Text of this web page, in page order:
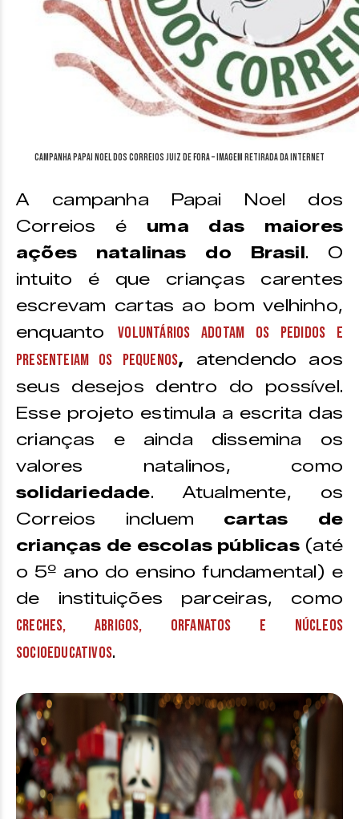
Campanha papai noel dos Correios Juiz de Fora – imagem retirada da internet
A campanha Papai Noel dos
Correios é uma das maiores
ações natalinas do Brasil. O
intuito é que crianças carentes
escrevam cartas ao bom velhinho,
enquantovoluntários adotam os pedidos e
presenteiam os pequenos, atendendo aos
seus desejos dentro do possível.
Esse projeto estimula a escrita das
crianças e ainda dissemina os
valores natalinos, como
solidariedade. Atualmente, os
Correios incluem cartas de
crianças de escolas públicas(até
o 5º ano do ensino fundamental) e
de instituições parceiras, como
creches, abrigos, orfanatos e núcleos
socioeducativos.